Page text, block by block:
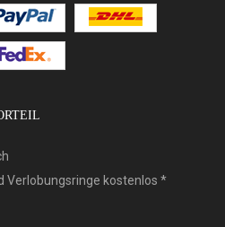
Verlobungsringe kostenlos *